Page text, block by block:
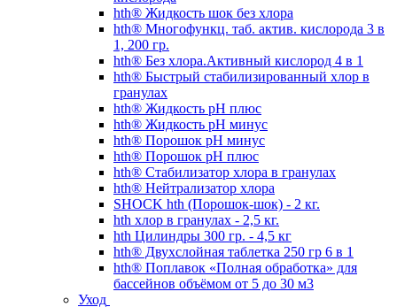
hth® Жидкость шок без хлора
hth® Многофункц. таб. актив. кислорода 3 в
1, 200 гр.
hth® Без хлора.Активный кислород 4 в 1
hth® Быстрый стабилизированный хлор в
гранулах
hth® Жидкость pH плюс
hth® Жидкость pH минус
hth® Порошок pH минус
hth® Порошок pH плюс
hth® Стабилизатор хлора в гранулах
hth® Нейтрализатор хлора
SHOCK hth (Порошок-шок) - 2 кг.
hth хлор в гранулах - 2,5 кг.
hth Цилиндры 300 гр. - 4,5 кг
hth® Двухслойная таблетка 250 гр 6 в 1
hth® Поплавок «Полная обработка» для
бассейнов объёмом от 5 до 30 м3
Уход